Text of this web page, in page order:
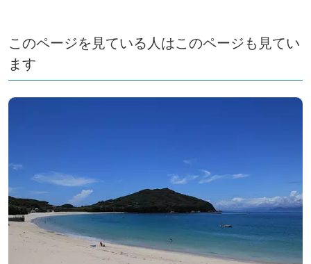
このページを見ている人はこのページも見てい
ます